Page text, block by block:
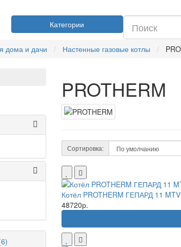
Категории
дома и дачи Настенные газовые котлы
PROTHERM
Сортировка:
Котёл PROTHERM ГЕПАРД 11
48720р.